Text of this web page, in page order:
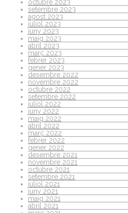
octubre 2023
setembre 2023
agost 2023
juliol 2023
juny 2023
maig 2023
abril 2023
març 2023
febrer 2023
gener 2023
desembre 2022
novembre 2022
octubre 2022
setembre 2022
juliol 2022
juny 2022
maig 2022
abril 2022
març 2022
febrer 2022
gener 2022
desembre 2021
novembre 2021
octubre 2021
setembre 2021
juliol 2021
juny 2021
maig 2021
abril 2021